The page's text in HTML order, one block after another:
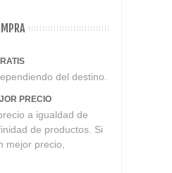
del destino.
PRECIO
a igualdad de
de productos. Si
mejor precio,